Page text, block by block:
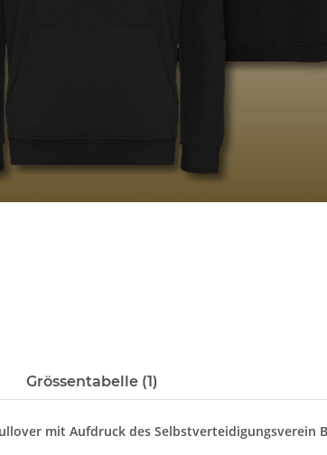
Grössentabelle (1)
mit Aufdruck des Selbstverteidigungsverein